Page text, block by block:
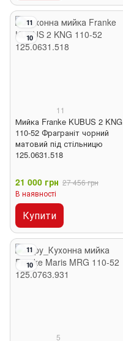
11
10
11
Мийка Franke KUBUS 2 KNG
110-52 Фраграніт чорний
матовий під стільницю
125.0631.518
21 000 грн 27 456 грн
В наявності
Купити
11
10
5